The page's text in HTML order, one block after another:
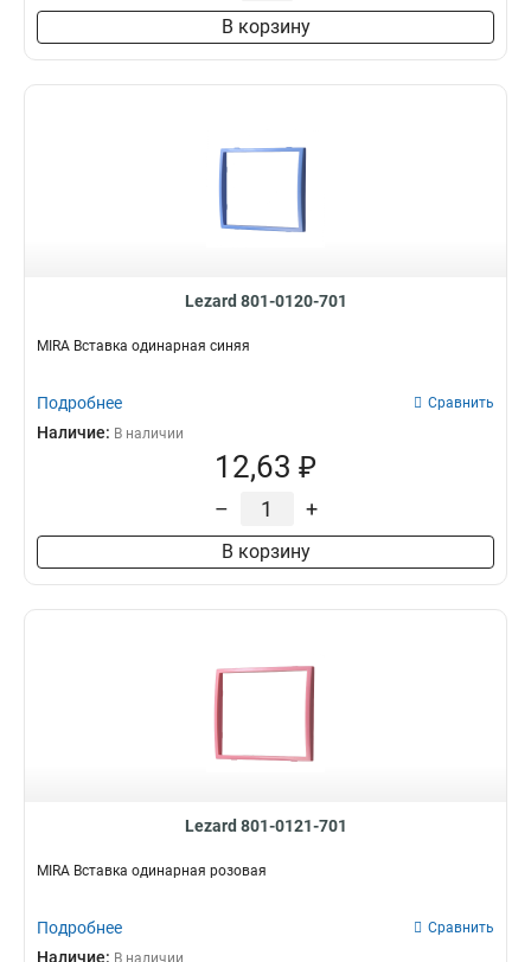
В корзину
Lezard 801-0120-701
MIRA Вставка одинарная синяя
Подробнее Сравнить
Наличие: В наличии
12,63 ₽
– +
В корзину
Lezard 801-0121-701
MIRA Вставка одинарная розовая
Подробнее Сравнить
Наличие: В наличии